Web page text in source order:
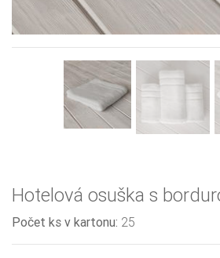
Hotelová osuška s
Počet ks v kartonu: 25